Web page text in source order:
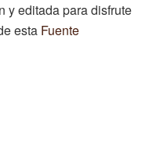
y editada para disfrute
esta Fuente